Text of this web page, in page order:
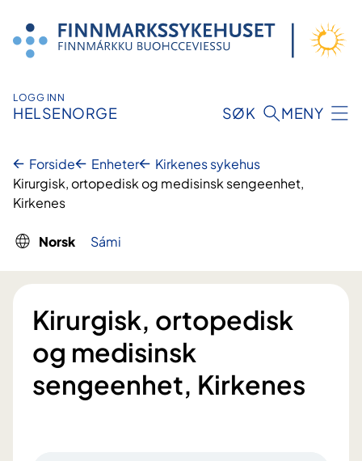
innhold
LOGG INN
HELSENORGE SØK MENY
Forside Enheter
Kirkenes sykehus
Kirurgisk, ortopedisk og medisinsk sengeenhet,
Kirkenes
Norsk Sámi
Kirurgisk, ortopedisk
og medisinsk
sengeenhet, Kirkenes